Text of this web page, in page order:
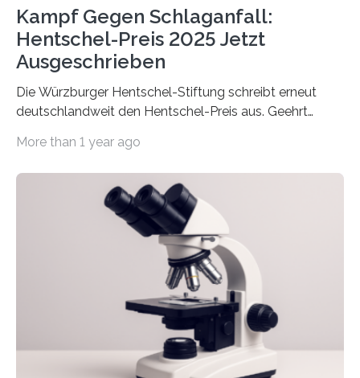
Kampf Gegen Schlaganfall:
Hentschel-Preis 2025 Jetzt
Ausgeschrieben
Die Würzburger Hentschel-Stiftung schreibt erneut
deutschlandweit den Hentschel-Preis aus. Geehrt
hochrangige wissenschaftliche Publikation zum Thema
Schlaganfall“ mit Sitz in Würzburg fördert die
Schlaganfallforschung, um die Behandlung der
Betroffenen zu verbessern. Dazu schreibt sie auch in
diesem Jahr wieder deutschlandweit den Hentschel-
Preis aus. Er richtet sich gezielt an jüngere
Forscherinnen und Forscher unter 40 Jahren. Geehrt
werden soll eine herausragende Doktorarbeit oder eine
hochrangige wissenschaftliche Publikation zum Thema
More than 1 year ago